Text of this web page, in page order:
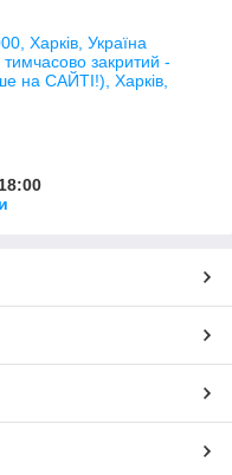
Харків, Україна
закритий -
на САЙТІ!), Харків,